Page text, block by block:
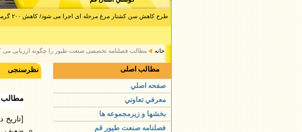
بازار گوشت مرغ متعادل است/ذخیره 1 هزارتن مرغ منجمد قطعه بندی برای نخستین بار
طرح کاهش سن کشتار مرغ مرحله ای اجرا می شود/ کاهش ۲۰۰ گرمی وزن مرغ در فاز نخست
خانه مطالب فصلنامه تخصصی صنعت طیور را چگونه ارزیابی می
مطالب اصلی
صفحه اصلي
معرفي تعاوني
بخشها و زيرمجموعه ها
فصلنامه صنعت طيور قم
نظرسنجی
مطالب
[تاریخ درج: جمعه 6 فروردین 1389]